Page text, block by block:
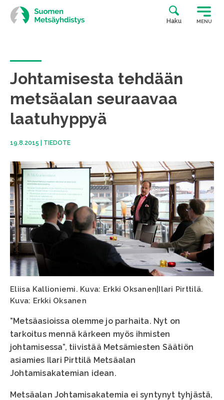
Siirry
suoraan
sisältöön
Haku MENU
Johtamisesta tehdään
metsäalan seuraavaa
laatuhyppyä
19.8.2015 TIEDOTE
Eliisa Kallioniemi. Kuva: Erkki Oksanen|Ilari Pirttilä.
Kuva: Erkki Oksanen
”Metsäasioissa olemme jo parhaita. Nyt on
tarkoitus mennä kärkeen myös ihmisten
johtamisessa”, tiivistää Metsämiesten Säätiön
asiamies Ilari Pirttilä Metsäalan
Johtamisakatemian idean.
Metsäalan Johtamisakatemia ei syntynyt tyhjästä,